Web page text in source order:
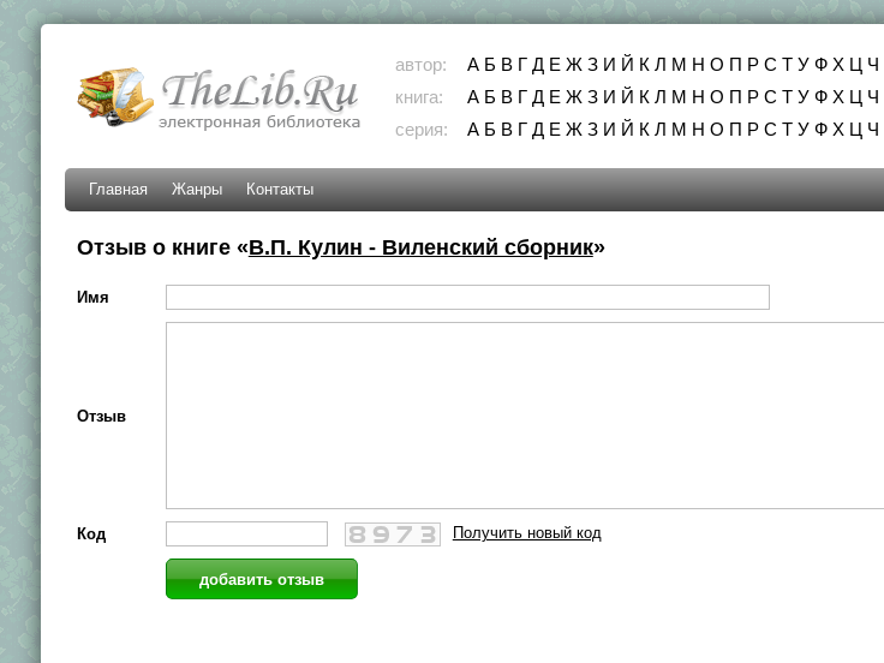
автор: А Б В Г Д Е Ж З И Й К Л М Н О П Р С Т У Ф Х Ц Ч
книга:
А Б В Г Д Е Ж З И Й К Л М Н О П Р С Т У Ф Х Ц Ч
серия:
А Б В Г Д Е Ж З И Й К Л М Н О П Р С Т У Ф Х Ц Ч
Главная Жанры Контакты
Отзыв о книге «В.П. Кулин - Виленский сборник»
Имя
Отзыв
Код Получить новый код